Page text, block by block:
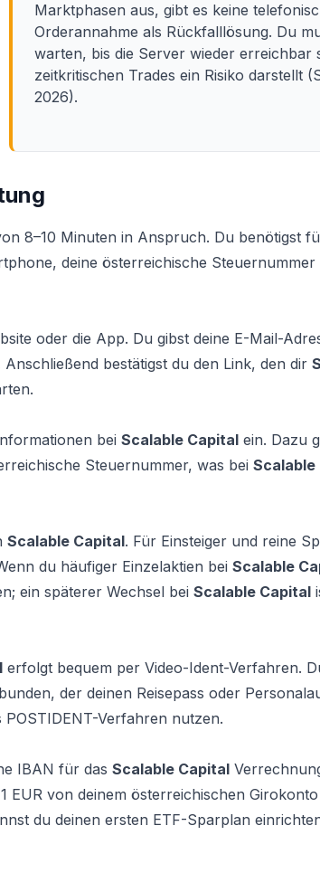
Marktphasen aus, gibt es keine
Orderannahme als Rückfalllösung. Du
warten, bis die Server wieder erreichbar
zeitkritischen Trades ein Risiko darstellt
2026).
8–10 Minuten in Anspruch. Du benötigst
deine österreichische Steuernummer
oder die App. Du gibst deine E-Mail-
bestätigst du den Link, den dir
bei Scalable Capital ein. Dazu
Steuernummer, was bei Scalable
Scalable Capital. Für Einsteiger und reine
du häufiger Einzelaktien bei Scalable
ein späterer Wechsel bei Scalable Capital
erfolgt bequem per Video-Ident-Verfahren.
der deinen Reisepass oder
Verfahren nutzen.
IBAN für das Scalable Capital
EUR von deinem österreichischen
du deinen ersten ETF-Sparplan